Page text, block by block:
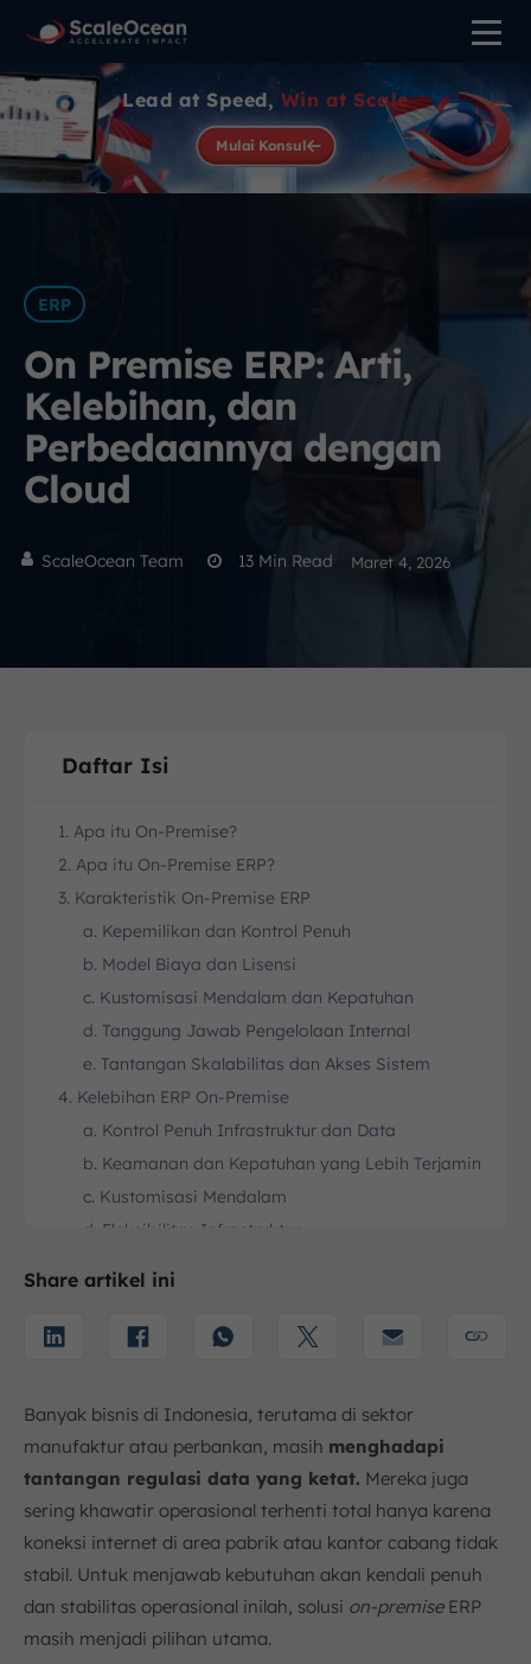
Lead at Speed, Win at Scale
Mulai Konsul
ERP
On Premise ERP: Arti,
Kelebihan, dan
Perbedaannya dengan
Cloud
ScaleOcean Team 13 Min Read Maret 4, 2026
Daftar Isi
1. Apa itu On-Premise?
2. Apa itu On-Premise ERP?
3. Karakteristik On-Premise ERP
a. Kepemilikan dan Kontrol Penuh
b. Model Biaya dan Lisensi
c. Kustomisasi Mendalam dan Kepatuhan
d. Tanggung Jawab Pengelolaan Internal
e. Tantangan Skalabilitas dan Akses Sistem
4. Kelebihan ERP On-Premise
a. Kontrol Penuh Infrastruktur dan Data
b. Keamanan dan Kepatuhan yang Lebih Terjamin
c. Kustomisasi Mendalam
d. Fleksibilitas Infrastruktur
Hemat
5. Kekurangan On-Premise ERP
b. Biaya Pemeliharaan
c. Keterbatasan Akses
d. Skalabilitas Terbatas
e. Memerlukan IT Internal
f. Implementasi Sistem Lebih Lama
6. Perbandingan Cloud ERP vs On-Premise ERP
a. Tempat Penyimpanan Data
b. Biaya Awal dan Biaya Berkelanjutan
Share artikel ini
Banyak bisnis di Indonesia, terutama di sektor
manufaktur atau perbankan, masih menghadapi
tantangan regulasi data yang ketat. Mereka juga
sering khawatir operasional terhenti total hanya karena
koneksi internet di area pabrik atau kantor cabang tidak
stabil. Untuk menjawab kebutuhan akan kendali penuh
dan stabilitas operasional inilah, solusi on-premiseERP
masih menjadi pilihan utama.